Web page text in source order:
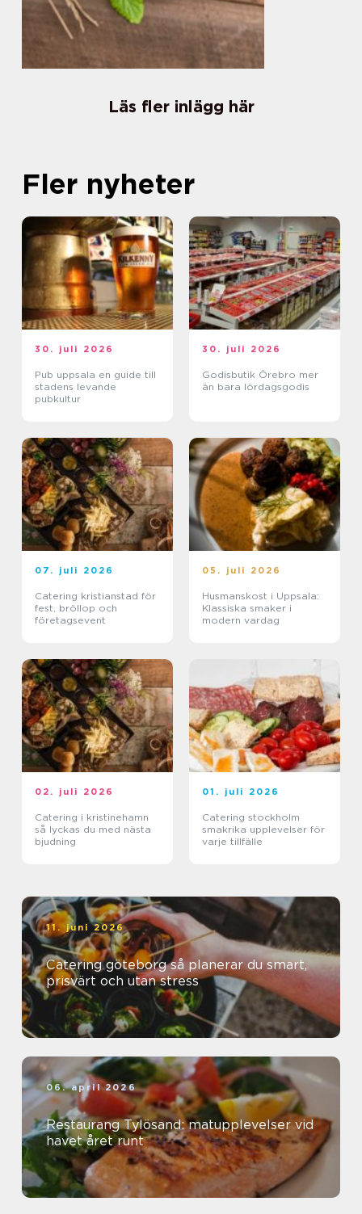
Läs fler inlägg här
Fler nyheter
30. juli 2026
Pub uppsala en guide till
stadens levande
pubkultur
30. juli 2026
Godisbutik Örebro mer
än bara lördagsgodis
07. juli 2026
Catering kristianstad för
fest, bröllop och
företagsevent
05. juli 2026
Husmanskost i Uppsala:
Klassiska smaker i
modern vardag
02. juli 2026
Catering i kristinehamn
så lyckas du med nästa
bjudning
01. juli 2026
Catering stockholm
smakrika upplevelser för
varje tillfälle
11. juni 2026
Catering göteborg så planerar du smart,
prisvärt och utan stress
06. april 2026
Restaurang Tylösand: matupplevelser vid
havet året runt